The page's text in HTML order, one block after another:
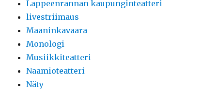
Lappeenrannan kaupunginteatteri
livestriimaus
Maaninkavaara
Monologi
Musiikkiteatteri
Naamioteatteri
Näty